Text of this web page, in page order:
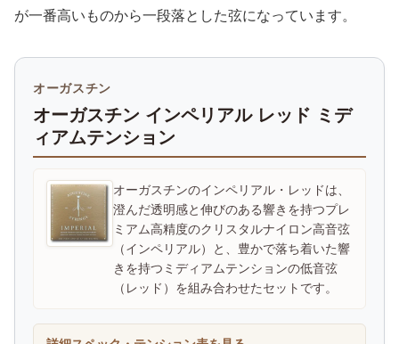
が一番高いものから一段落とした弦になっています。
オーガスチン
オーガスチン インペリアル レッド ミデ
ィアムテンション
オーガスチンのインペリアル・レッドは、
澄んだ透明感と伸びのある響きを持つプレ
ミアム高精度のクリスタルナイロン高音弦
（インペリアル）と、豊かで落ち着いた響
きを持つミディアムテンションの低音弦
（レッド）を組み合わせたセットです。